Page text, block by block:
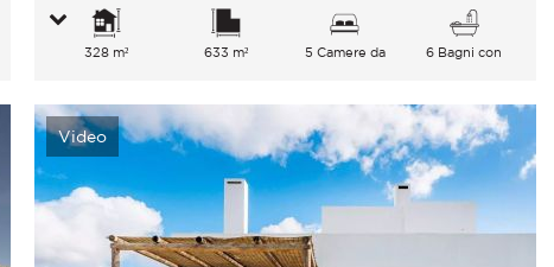
328 m² 633 m²
5 Camere da
6 Bagni con
Video